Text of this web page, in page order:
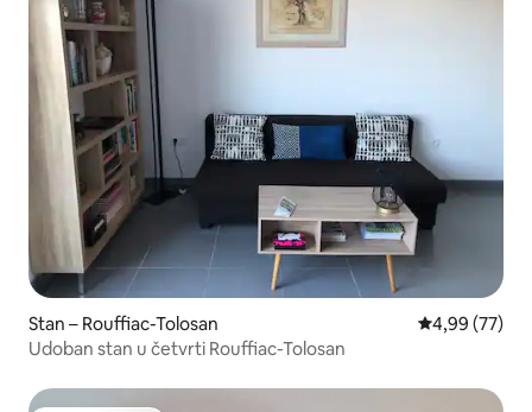
Stan – Rouffiac-Tolosan Prosječna
4,99 (77)
Udoban stan u četvrti Rouffiac-Tolosan